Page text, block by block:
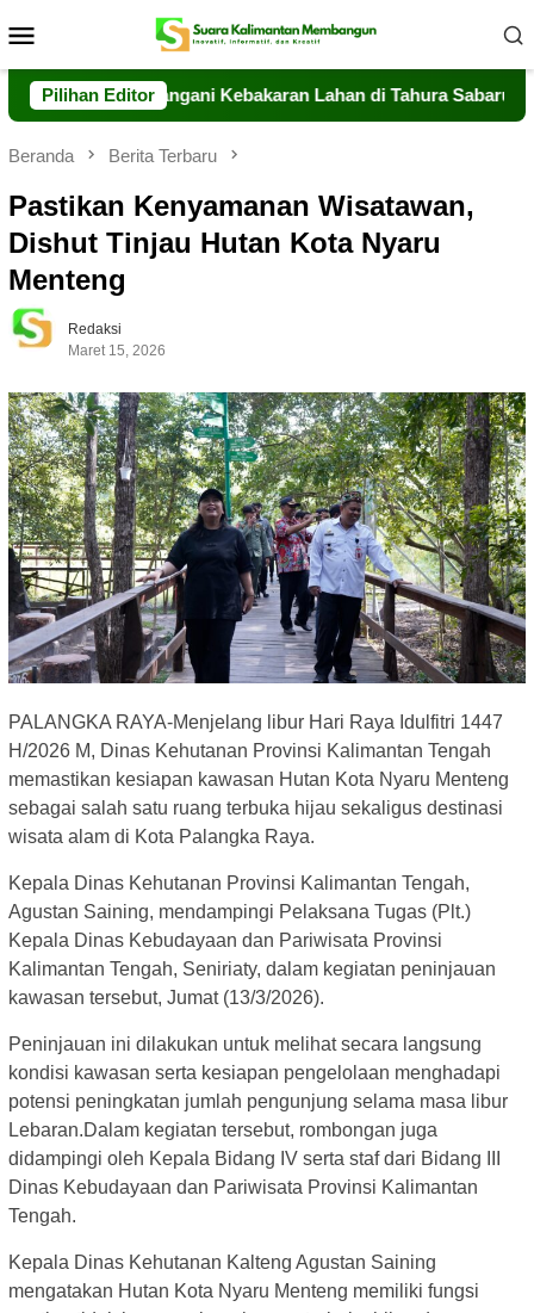
ke
Mobile
Pilihan Editor
Sigap Tangani Kebakaran Lahan di Tahura Sabaru
Beranda Berita Terbaru
Pastikan Kenyamanan Wisatawan,
Dishut Tinjau Hutan Kota Nyaru
Menteng
Redaksi
Maret 15, 2026
PALANGKA RAYA-Menjelang libur Hari Raya Idulfitri 1447
H/2026 M, Dinas Kehutanan Provinsi Kalimantan Tengah
memastikan kesiapan kawasan Hutan Kota Nyaru Menteng
sebagai salah satu ruang terbuka hijau sekaligus destinasi
wisata alam di Kota Palangka Raya.
Kepala Dinas Kehutanan Provinsi Kalimantan Tengah,
Agustan Saining, mendampingi Pelaksana Tugas (Plt.)
Kepala Dinas Kebudayaan dan Pariwisata Provinsi
Kalimantan Tengah, Seniriaty, dalam kegiatan peninjauan
kawasan tersebut, Jumat (13/3/2026).
Peninjauan ini dilakukan untuk melihat secara langsung
kondisi kawasan serta kesiapan pengelolaan menghadapi
potensi peningkatan jumlah pengunjung selama masa libur
Lebaran.Dalam kegiatan tersebut, rombongan juga
didampingi oleh Kepala Bidang IV serta staf dari Bidang III
Dinas Kebudayaan dan Pariwisata Provinsi Kalimantan
Tengah.
Kepala Dinas Kehutanan Kalteng Agustan Saining
mengatakan Hutan Kota Nyaru Menteng memiliki fungsi